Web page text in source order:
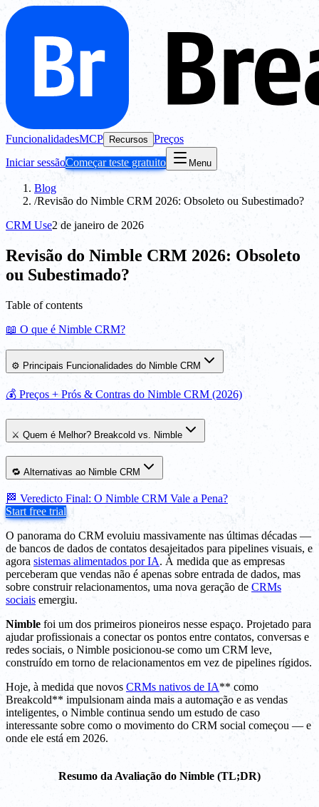
FuncionalidadesMCP Recursos Preços
Iniciar sessãoComeçar teste gratuito Menu
Blog
/Revisão do Nimble CRM 2026: Obsoleto ou Subestimado?
CRM Use2 de janeiro de 2026
Revisão do Nimble CRM 2026: Obsoleto
ou Subestimado?
Table of contents
📖 O que é Nimble CRM?
⚙️ Principais Funcionalidades do Nimble CRM
💰 Preços + Prós & Contras do Nimble CRM (2026)
⚔️ Quem é Melhor? Breakcold vs. Nimble
🔁 Alternativas ao Nimble CRM
🏁 Veredicto Final: O Nimble CRM Vale a Pena?
Start free trial
O panorama do CRM evoluiu massivamente nas últimas décadas —
de bancos de dados de contatos desajeitados para pipelines visuais, e
agora sistemas alimentados por IA. À medida que as empresas
perceberam que vendas não é apenas sobre entrada de dados, mas
sobre construir relacionamentos, uma nova geração de CRMs
sociais emergiu.
Nimble foi um dos primeiros pioneiros nesse espaço. Projetado para
ajudar profissionais a conectar os pontos entre contatos, conversas e
redes sociais, o Nimble posicionou-se como um CRM leve,
construído em torno de relacionamentos em vez de pipelines rígidos.
Hoje, à medida que novos CRMs nativos de IA** como
Breakcold** impulsionam ainda mais a automação e as vendas
inteligentes, o Nimble continua sendo um estudo de caso
interessante sobre como o movimento do CRM social começou — e
onde ele está em 2026.
Resumo da Avaliação do Nimble (TL;DR)